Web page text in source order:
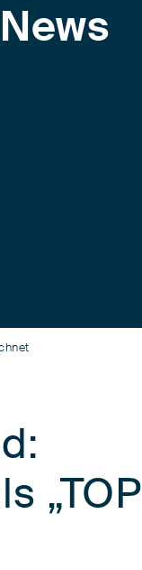
News
„TOP